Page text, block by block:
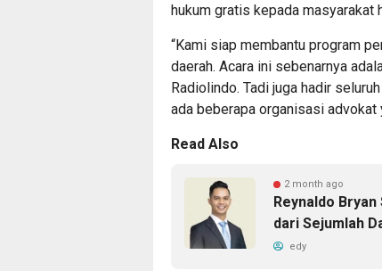
hukum gratis kepada masyarakat
“Kami siap membantu program
daerah. Acara ini sebenarnya
Radiolindo. Tadi juga hadir
ada beberapa organisasi advokat
Read Also
2 month ago
Reynaldo Bryan
dari Sejumlah
edy